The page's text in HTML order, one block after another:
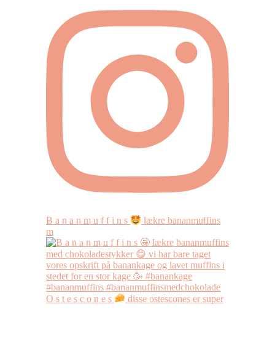
B a n a n m u f f i n s
lækre bananmuffins
m
O s t e s c o n e s disse ostescones er super